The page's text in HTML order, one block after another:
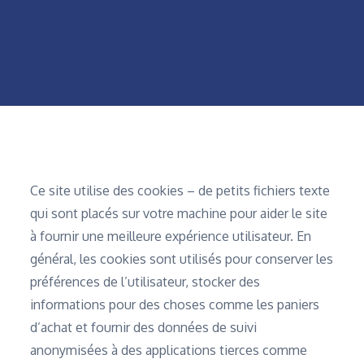
Ce site utilise des cookies – de petits fichiers texte
qui sont placés sur votre machine pour aider le site
à fournir une meilleure expérience utilisateur. En
général, les cookies sont utilisés pour conserver les
préférences de l’utilisateur, stocker des
informations pour des choses comme les paniers
d’achat et fournir des données de suivi
anonymisées à des applications tierces comme